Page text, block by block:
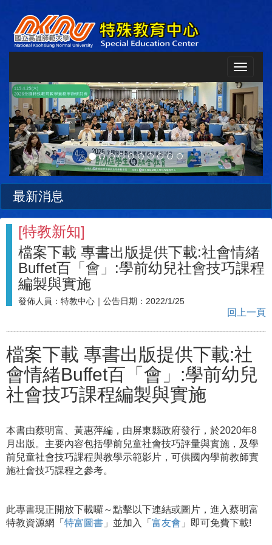
Toggle
Previous Next
最新消息
[特教新知]
檔案下載 專書出版提供下載:社會情緒
Buffet百「會」:學前幼兒社會技巧課程
編製與實施
發佈人員： 特教中心 ｜公告日期： 2022/1/25
回上一頁
檔案下載 專書出版提供下載:社
會情緒Buffet百「會」:學前幼兒
社會技巧課程編製與實施
本書由蔡明富、黃惠萍編，由屏東縣政府發行，於2020年8
月出版。主要內容包括學前兒童社會技巧評量與實施，及學
前兒童社會技巧課程與教學示範影片，可供國內學前教師實
施社會技巧課程之參考。
此專書現正開放下載囉～點擊以下連結或圖片，進入蔡明富
特教資源網「 特富圖書 」並加入「 富友會 」即可免費下載!